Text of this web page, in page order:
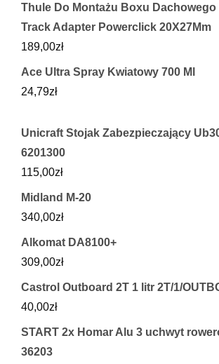
Thule Do Montażu Boxu Dachowego
Track Adapter Powerclick 20X27Mm
189,00zł
Ace Ultra Spray Kwiatowy 700 Ml
24,79zł
Unicraft Stojak Zabezpieczający
6201300
115,00zł
Midland M-20
340,00zł
Alkomat DA8100+
309,00zł
Castrol Outboard 2T 1 litr 2T/1/
40,00zł
START 2x Homar Alu 3 uchwyt
36203